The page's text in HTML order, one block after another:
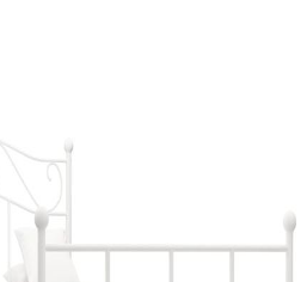
Тренажори за баланс
Лостове за набиране